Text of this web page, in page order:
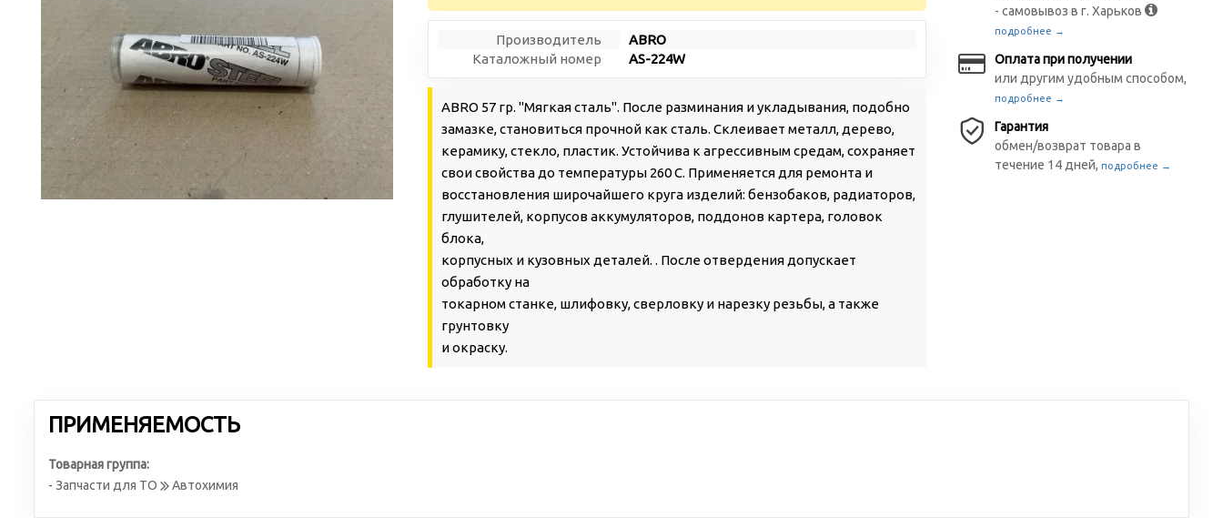
Производитель
ABRO
Каталожный номер
AS-224W
ABRO 57 гр. "Мягкая сталь". После разминания и укладывания, подобно
замазке, становиться прочной как сталь. Склеивает металл, дерево,
керамику, стекло, пластик. Устойчива к агрессивным средам, сохраняет
свои свойства до температуры 260 С. Применяется для ремонта и
восстановления широчайшего круга изделий: бензобаков, радиаторов,
глушителей, корпусов аккумуляторов, поддонов картера, головок
блока,
корпусных и кузовных деталей. . После отвердения допускает
обработку на
токарном станке, шлифовку, сверловку и нарезку резьбы, а также
грунтовку
и окраску.
- самовывоз в г. Харьков
подробнее →
Оплата при получении
или другим удобным способом,
подробнее →
Гарантия
обмен/возврат товара в
течение 14 дней,подробнее →
ПРИМЕНЯЕМОСТЬ
Товарная группа:
- Запчасти для ТО
Автохимия